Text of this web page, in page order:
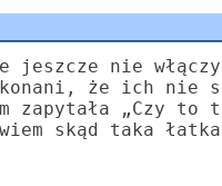
jeszcze nie
że ich nie
zapytała „Czy to
skąd taka